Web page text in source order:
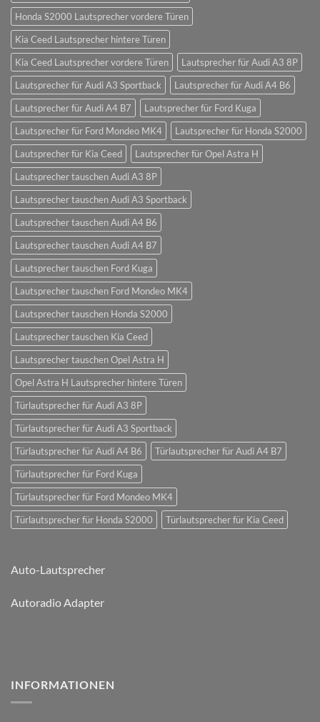
Honda S2000 Lautsprecher vordere Türen
Kia Ceed Lautsprecher hintere Türen
Kia Ceed Lautsprecher vordere Türen
Lautsprecher für Audi A3 8P
Lautsprecher für Audi A3 Sportback
Lautsprecher für Audi A4 B6
Lautsprecher für Audi A4 B7
Lautsprecher für Ford Kuga
Lautsprecher für Ford Mondeo MK4
Lautsprecher für Honda S2000
Lautsprecher für Kia Ceed
Lautsprecher für Opel Astra H
Lautsprecher tauschen Audi A3 8P
Lautsprecher tauschen Audi A3 Sportback
Lautsprecher tauschen Audi A4 B6
Lautsprecher tauschen Audi A4 B7
Lautsprecher tauschen Ford Kuga
Lautsprecher tauschen Ford Mondeo MK4
Lautsprecher tauschen Honda S2000
Lautsprecher tauschen Kia Ceed
Lautsprecher tauschen Opel Astra H
Opel Astra H Lautsprecher hintere Türen
Türlautsprecher für Audi A3 8P
Türlautsprecher für Audi A3 Sportback
Türlautsprecher für Audi A4 B6
Türlautsprecher für Audi A4 B7
Türlautsprecher für Ford Kuga
Türlautsprecher für Ford Mondeo MK4
Türlautsprecher für Honda S2000
Türlautsprecher für Kia Ceed
Auto-Lautsprecher
Autoradio Adapter
INFORMATIONEN